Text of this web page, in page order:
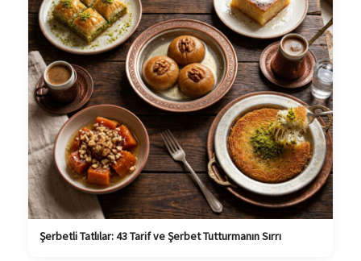
Şerbetli Tatlılar: 43 Tarif ve Şerbet Tutturmanın Sırrı